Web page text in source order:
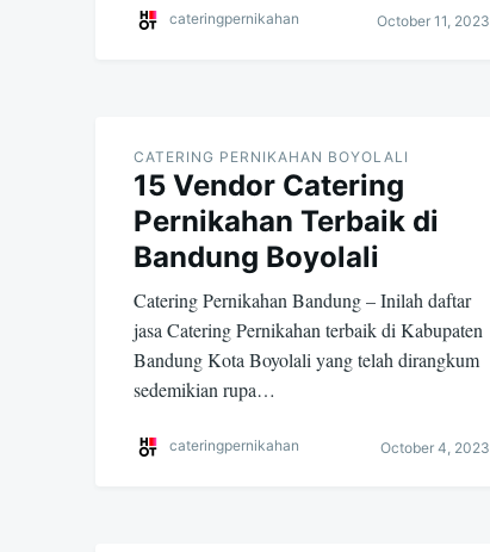
cateringpernikahan October 11, 2023
CATERING PERNIKAHAN BOYOLALI
15 Vendor Catering
Pernikahan Terbaik di
Bandung Boyolali
Catering Pernikahan Bandung – Inilah daftar
jasa Catering Pernikahan terbaik di Kabupaten
Bandung Kota Boyolali yang telah dirangkum
sedemikian rupa…
cateringpernikahan October 4, 2023